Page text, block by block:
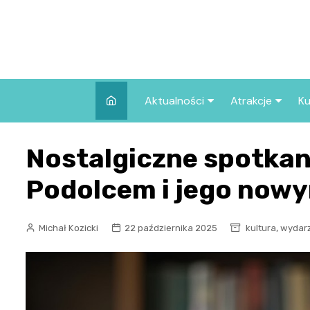
Aktualności
Wszystkie wpisy
Atrakcje
we Wrocławiu
Co warto
Wrocławiu?
Nostalgiczne
Podolcem i jego
Michał Kozicki 22 października 2025 kultura,